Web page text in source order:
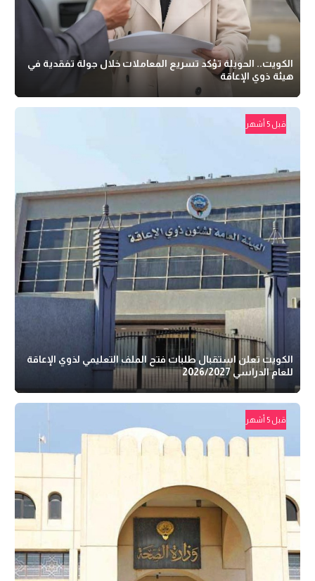
الكويت.. الحويلة تؤكد تسريع المعاملات خلال جولة تفقدية في
هيئة ذوي الإعاقة
قبل 5 أشهر
الكويت تعلن استقبال طلبات فتح الملف التعليمي لذوي الإعاقة
للعام الدراسي 2026/2027
قبل 5 أشهر